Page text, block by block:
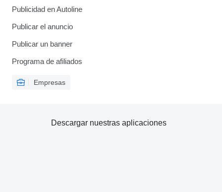
Publicidad en Autoline
Publicar el anuncio
Publicar un banner
Programa de afiliados
Empresas
Descargar nuestras aplicaciones